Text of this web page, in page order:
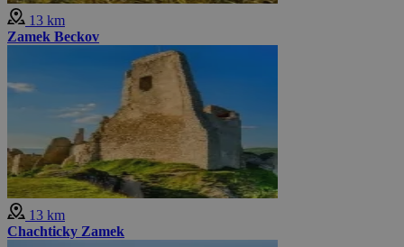
13 km
Zamek Beckov
13 km
Chachticky Zamek